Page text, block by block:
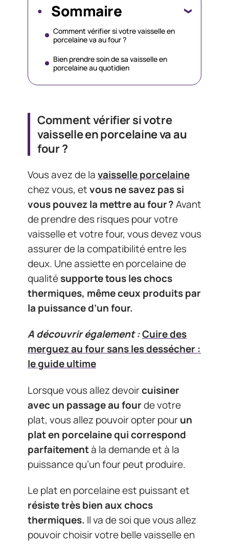
Sommaire
Comment vérifier si votre vaisselle en
porcelaine va au four ?
Bien prendre soin de sa vaisselle en
porcelaine au quotidien
Comment vérifier si votre
vaisselle en porcelaine va au
four ?
Vous avez de lavaisselle porcelaine
chez vous, etvous ne savez pas si
vous pouvez la mettre au four ?Avant
de prendre des risques pour votre
vaisselle et votre four, vous devez vous
assurer de la compatibilité entre les
deux. Une assiette en porcelaine de
qualitésupporte tous les chocs
thermiques, même ceux produits par
la puissance d’un four.
A découvrir également :Cuire des
merguez au four sans les dessécher :
le guide ultime
Lorsque vous allez devoircuisiner
avec un passage au fourde votre
plat, vous allez pouvoir opter pourun
plat en porcelaine qui correspond
parfaitementà la demande et à la
puissance qu’un four peut produire.
Le plat en porcelaine est puissant et
résiste très bien aux chocs
thermiques. Il va de soi que vous allez
pouvoir choisir votre belle vaisselle en